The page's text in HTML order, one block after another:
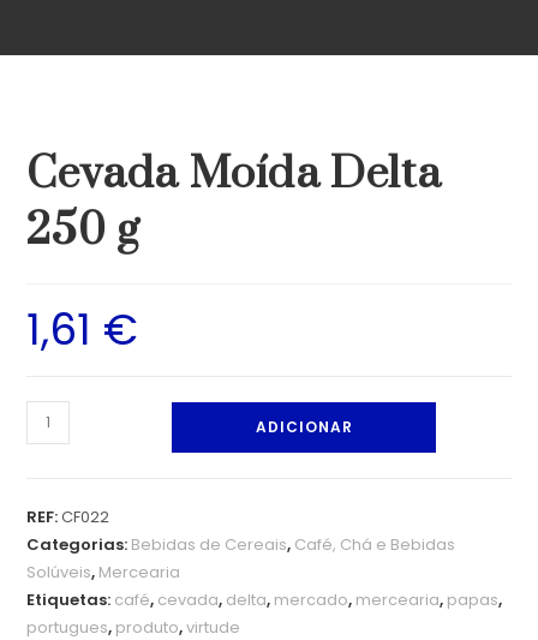
Cevada Moída Delta
250 g
1,61 €
ADICIONAR
REF:CF022
Categorias: Bebidas de Cereais, Café, Chá e Bebidas
Solúveis, Mercearia
Etiquetas: café, cevada, delta, mercado, mercearia, papas,
portugues, produto,virtude